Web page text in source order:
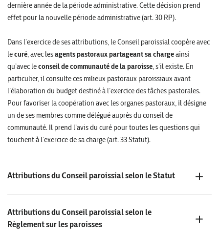
dernière année de la période administrative. Cette décision prend
effet pour la nouvelle période administrative (art. 30 RP).
Dans l’exercice de ses attributions, le Conseil paroissial coopère avec
lecuré, avec lesagents pastoraux partageant sa chargeainsi
qu’avec leconseil de communauté de la paroisse, s’il existe. En
particulier, il consulte ces milieux pastoraux paroissiaux avant
l’élaboration du budget destiné à l’exercice des tâches pastorales.
Pour favoriser la coopération avec les organes pastoraux, il désigne
un de ses membres comme délégué auprès du conseil de
communauté. Il prend l’avis du curé pour toutes les questions qui
touchent à l’exercice de sa charge (art. 33 Statut).
Attributions du Conseil paroissial selon le Statut
Attributions du Conseil paroissial selon le
Règlement sur les paroisses